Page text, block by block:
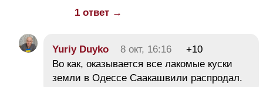
1 ответ →
Yuriy Duyko 8 окт, 16:16
+10
Во как, оказывается все лакомые куски
земли в Одессе Саакашвили распродал.